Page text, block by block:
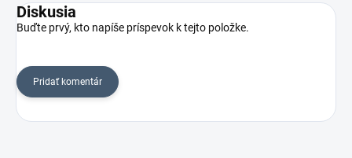
Diskusia
Buďte prvý, kto napíše príspevok k tejto položke.
Pridať komentár